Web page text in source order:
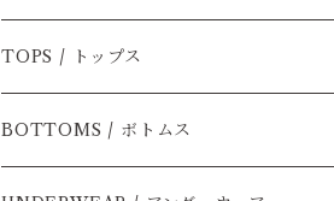
TOPS / トップス
半袖セーター
BOTTOMS / ボトムス